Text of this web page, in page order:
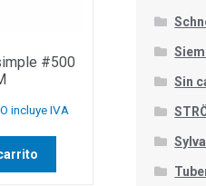
#500
incluye IVA
Sin